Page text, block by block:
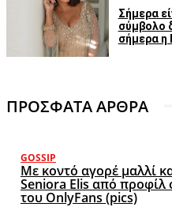
Σήμερα
σύμβολο
σήμερα η
ΠΡΟΣΦΑΤΑ ΑΡΘΡΑ
GOSSIP
Με κοντό αγορέ μαλλί
Seniora Elis από προφίλ
του OnlyFans (pics)